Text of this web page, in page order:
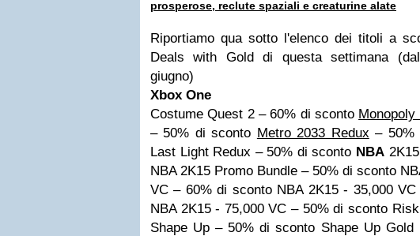
prosperose, reclute spaziali e creaturine alate
Riportiamo qua sotto l'elenco dei titoli a
Deals with Gold di questa settimana
giugno)
Xbox One
Costume Quest 2 – 60% di sconto
– 50% di sconto Metro 2033 Redux – 50%
Last Light Redux – 50% di sconto NBA
NBA 2K15 Promo Bundle – 50% di sconto
VC – 60% di sconto NBA 2K15 - 35,000
NBA 2K15 - 75,000 VC – 50% di sconto
Shape Up – 50% di sconto Shape Up